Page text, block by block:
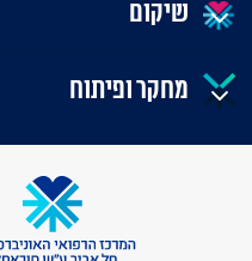
שיקום
מחקר ופיתוח